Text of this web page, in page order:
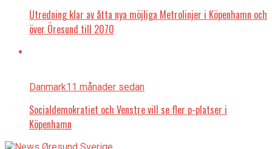
Utredning klar av åtta nya möjliga Metrolinjer i Köpenhamn och
över Öresund till 2070
Danmark11 månader sedan
Socialdemokratiet och Venstre vill se fler p-platser i
Köpenhamn